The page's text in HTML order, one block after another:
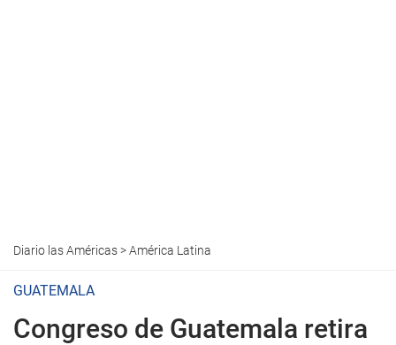
Diario las Américas>América Latina
GUATEMALA
Congreso de Guatemala retira